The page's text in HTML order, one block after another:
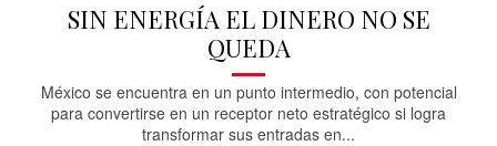
SIN ENERGÍA EL DINERO NO SE
QUEDA
México se encuentra en un punto intermedio, con potencial
para convertirse en un receptor neto estratégico si logra
transformar sus entradas en...